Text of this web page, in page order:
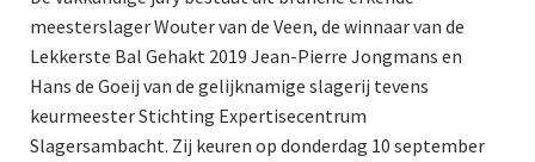
meesterslager Wouter van de Veen, de winnaar van de
Lekkerste Bal Gehakt 2019 Jean-Pierre Jongmans en
Hans de Goeij van de gelijknamige slagerij tevens
keurmeester Stichting Expertisecentrum
Slagersambacht. Zij keuren op donderdag 10 september